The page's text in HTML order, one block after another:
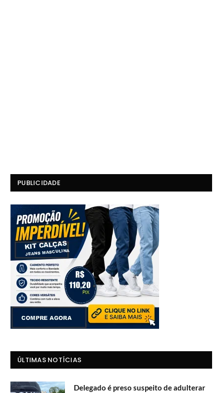
PUBLICIDADE
ÚLTIMAS NOTÍCIAS
Delegado é preso suspeito de adulterar